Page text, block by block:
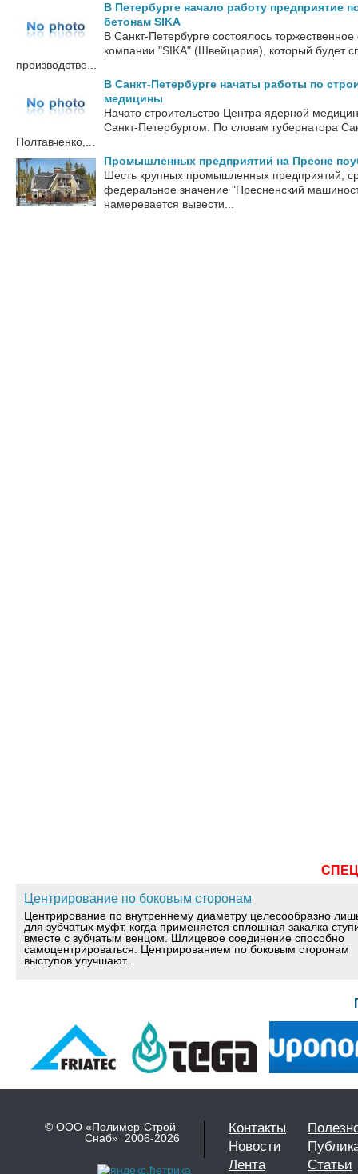
В Петербурге начало работу предприятие
бетонам SIKA
В Санкт-Петербурге состоялось торжественное
компании "SIKA" (Швейцария), который будет
производстве...
В Санкт-Петербурге начаты работы по
медицины
Начато строительство Центра ядерной
Санкт-Петербургом. По словам губернатора
Полтавченко,...
Промышленных предприятий на Пресне
Шесть крупных промышленных предприятий,
федеральное значение "Пресненский
намеревается вывести...
Центрирование по боковым сторонам
Центрирование по внутреннему диаметру целесообразно
для зубчатых муфт, когда применяется сплошная закалка
вместе с зубчатым венцом. Шлицевое соединение способно
самоцентрироваться. Центрированием по боковым сторонам
выступов улучшают...
© ООО «Полимер-Строй-
Снаб» 2006-2026
Контакты
Новости
Лента
Статьи